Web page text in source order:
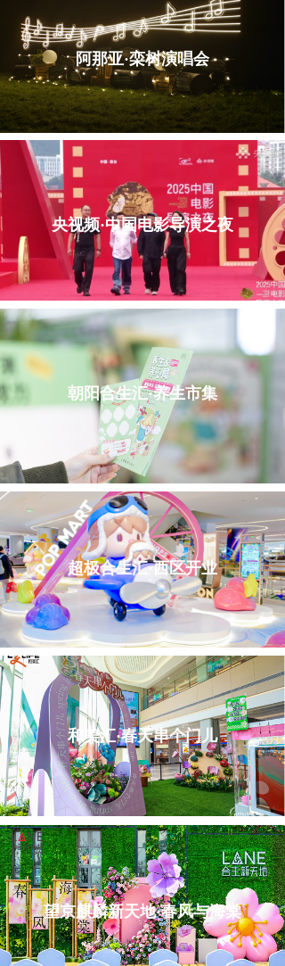
阿那亚·栾树演唱会
央视频·中国电影导演之夜
朝阳合生汇·养生市集
超极合生汇·西区开业
和美汇·春天串个门儿
望京麒麟新天地·春风与海棠